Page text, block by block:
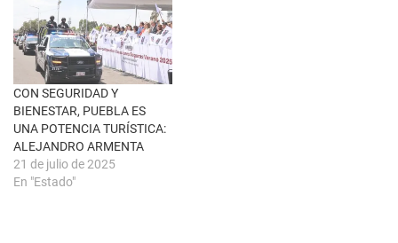
a
v
e
n
t
a
n
a
n
u
e
v
a
CON SEGURIDAD Y
BIENESTAR, PUEBLA ES
UNA POTENCIA TURÍSTICA:
ALEJANDRO ARMENTA
21 de julio de 2025
En "Estado"